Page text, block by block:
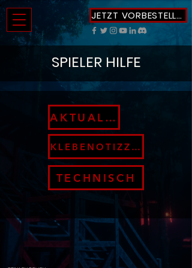
JETZT VORBESTELLEN
SPIELER HILFE
AKTUALISIERUNG
KLEBENOTIZZETTEL
TECHNISCH